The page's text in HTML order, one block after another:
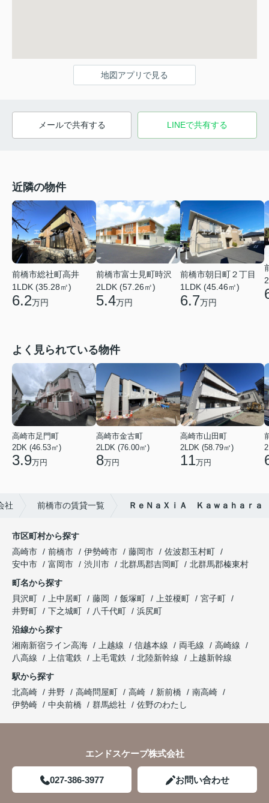
地図アプリで見る
メールで共有する LINEで共有する
近隣の物件
前橋市総社町高井
1LDK (35.28㎡)
6.2万円
前橋市富士見町時沢
2LDK (57.26㎡)
5.4万円
前橋市朝日町２丁目
1LDK (45.46㎡)
6.7万円
よく見られている物件
高崎市足門町
2DK (46.53㎡)
3.9万円
高崎市金古町
2LDK (76.00㎡)
8万円
高崎市山田町
2LDK (58.79㎡)
11万円
社 前橋市の賃貸一覧 ＲｅＮａＸｉＡ Ｋａｗａｈａｒａ
市区町村から探す
高崎市
前橋市 伊勢崎市 藤岡市
佐波郡玉村町
安中市
富岡市 渋川市 北群馬郡吉岡町
北群馬郡榛東村
町名から探す
貝沢町
上中居町 藤岡 飯塚町 上並榎町
宮子町
井野町
下之城町 八千代町
浜尻町
沿線から探す
湘南新宿ライン高海
上越線 信越本線 両毛線
高崎線
八高線
上信電鉄 上毛電鉄 北陸新幹線
上越新幹線
駅から探す
北高崎
井野 高崎問屋町 高崎 新前橋
南高崎
伊勢崎
中央前橋 群馬総社 佐野のわたし
エンドスケープ株式会社
027-386-3977 お問い合わせ